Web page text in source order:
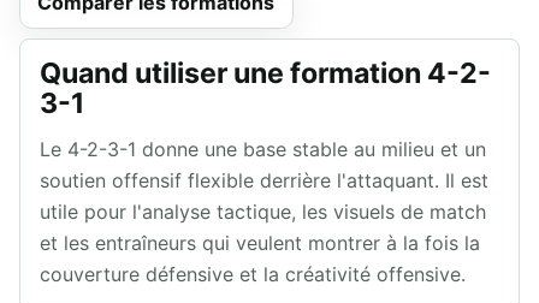
Quand utiliser une formation 4-2-
3-1
Le 4-2-3-1 donne une base stable au milieu et un
soutien offensif flexible derrière l'attaquant. Il est
utile pour l'analyse tactique, les visuels de match
et les entraîneurs qui veulent montrer à la fois la
couverture défensive et la créativité offensive.